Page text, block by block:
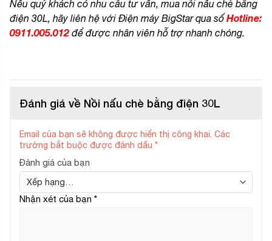
Nếu quý khách có nhu cầu tư vấn, mua nồi nấu chè bằng
điện 30L, hãy liên hệ với Điện máy BigStar qua sốHotline:
0911.005.012 để được nhân viên hỗ trợ nhanh chóng.
Đánh giá về Nồi nấu chè bằng điện 30L
Email của bạn sẽ không được hiển thị công khai. Các
trường bắt buộc được đánh dấu *
Đánh giá của bạn
Nhận xét của bạn *